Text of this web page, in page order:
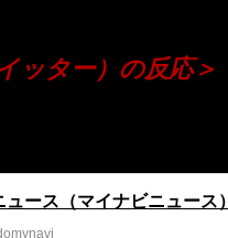
ッター）の反応＞
ュース（マイナビニュース）